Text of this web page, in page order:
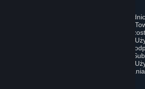
Subskrypcję można zamówić za
autoryzowanego odsprzedawcy Valve.
takiemu zamówieniu „Klucz Produktu”
wykorzystany do aktywacji Subskrypcji
instrukcje zostaną dostarczone wraz z
produktem. W przypadku zamówienia
autoryzowanego odsprzedawcy Valve,
zobowiązuje się kierować wszelkie